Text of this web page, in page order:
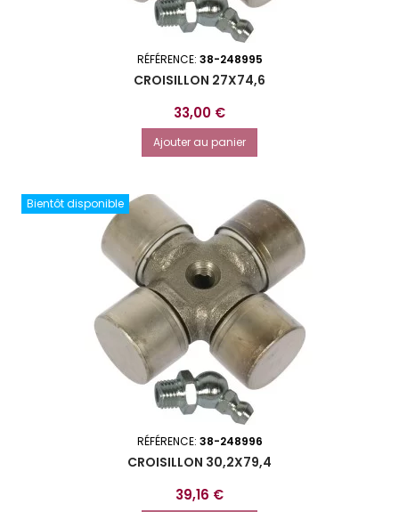
RÉFÉRENCE: 38-248995
CROISILLON 27X74,6
Prix
33,00 €
Ajouter au panier
Bientôt disponible
RÉFÉRENCE: 38-248996
CROISILLON 30,2X79,4
Prix
39,16 €